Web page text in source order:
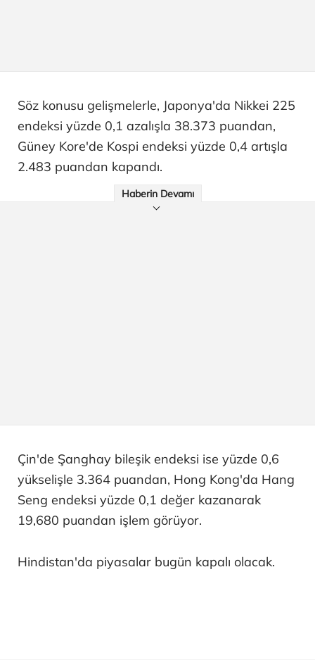
Söz konusu gelişmelerle, Japonya'da Nikkei 225
endeksi yüzde 0,1 azalışla 38.373 puandan,
Güney Kore'de Kospi endeksi yüzde 0,4 artışla
2.483 puandan kapandı.
Haberin Devamı
Çin'de Şanghay bileşik endeksi ise yüzde 0,6
yükselişle 3.364 puandan, Hong Kong'da Hang
Seng endeksi yüzde 0,1 değer kazanarak
19,680 puandan işlem görüyor.
Hindistan'da piyasalar bugün kapalı olacak.